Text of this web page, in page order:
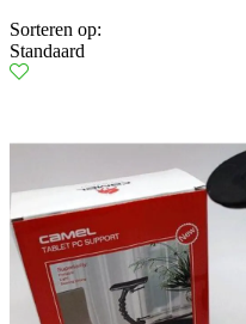
Sorteren op:
Standaard